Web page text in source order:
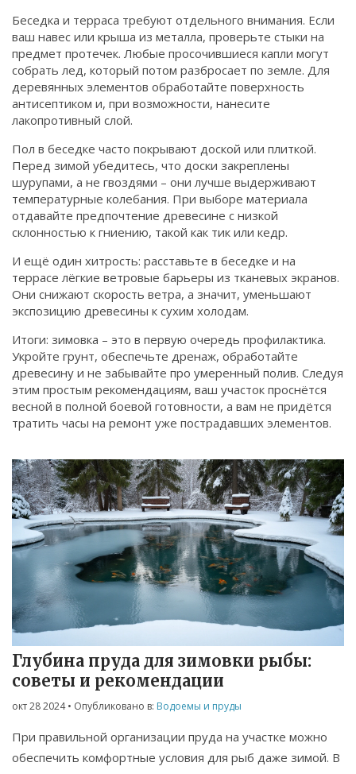
Беседка и терраса требуют отдельного внимания. Если
ваш навес или крыша из металла, проверьте стыки на
предмет протечек. Любые просочившиеся капли могут
собрать лед, который потом разбросает по земле. Для
деревянных элементов обработайте поверхность
антисептиком и, при возможности, нанесите
лакопротивный слой.
Пол в беседке часто покрывают доской или плиткой.
Перед зимой убедитесь, что доски закреплены
шурупами, а не гвоздями – они лучше выдерживают
температурные колебания. При выборе материала
отдавайте предпочтение древесине с низкой
склонностью к гниению, такой как тик или кедр.
И ещё один хитрость: расставьте в беседке и на
террасе лёгкие ветровые барьеры из тканевых экранов.
Они снижают скорость ветра, а значит, уменьшают
экспозицию древесины к сухим холодам.
Итоги: зимовка – это в первую очередь профилактика.
Укройте грунт, обеспечьте дренаж, обработайте
древесину и не забывайте про умеренный полив. Следуя
этим простым рекомендациям, ваш участок проснётся
весной в полной боевой готовности, а вам не придётся
тратить часы на ремонт уже пострадавших элементов.
Глубина пруда для зимовки рыбы:
советы и рекомендации
окт 28 2024• Опубликовано в: Водоемы и пруды
При правильной организации пруда на участке можно
обеспечить комфортные условия для рыб даже зимой. В